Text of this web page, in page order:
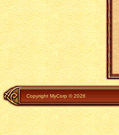
Copyright MyCorp © 2026